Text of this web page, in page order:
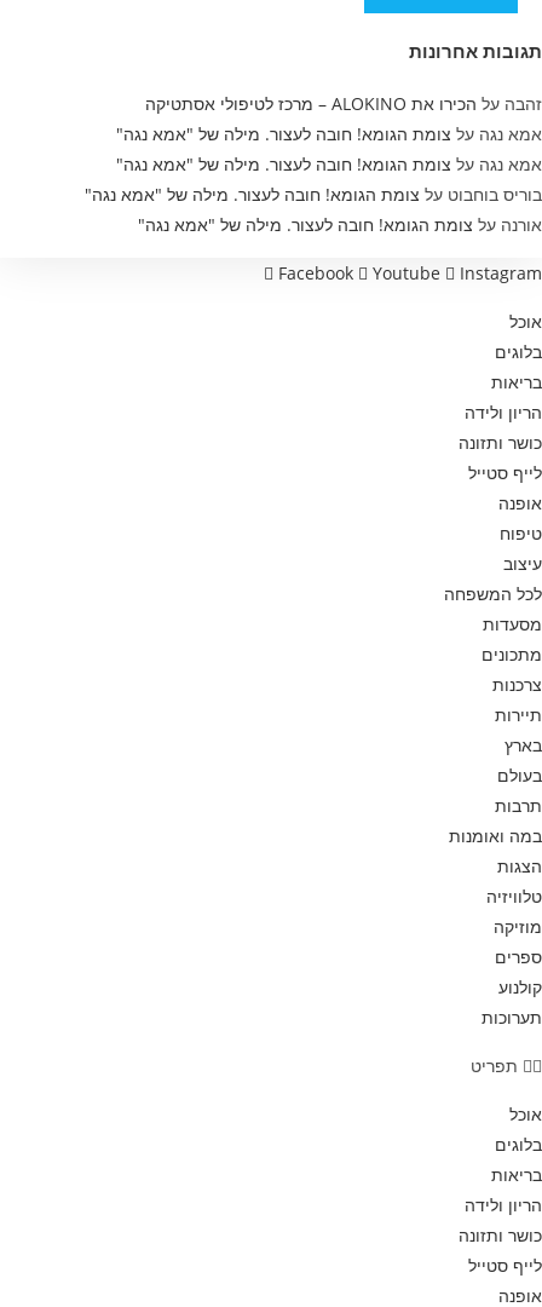
תגובות אחרונות
זהבה על הכירו את ALOKINO – מרכז לטיפולי אסתטיקה
אמא נגה על צומת הגומא! חובה לעצור. מילה של "אמא נגה"
אמא נגה על צומת הגומא! חובה לעצור. מילה של "אמא נגה"
בוריס בוחבוט על צומת הגומא! חובה לעצור. מילה של "אמא נגה"
אורנה על צומת הגומא! חובה לעצור. מילה של "אמא נגה"
Facebook Youtube Instagram
אוכל
בלוגים
בריאות
הריון ולידה
כושר ותזונה
לייף סטייל
אופנה
טיפוח
עיצוב
לכל המשפחה
מסעדות
מתכונים
צרכנות
תיירות
בארץ
בעולם
תרבות
במה ואומנות
הצגות
טלוויזיה
מוזיקה
ספרים
קולנוע
תערוכות
תפריט
אוכל
בלוגים
בריאות
הריון ולידה
כושר ותזונה
לייף סטייל
אופנה